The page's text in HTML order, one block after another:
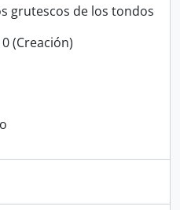
grutescos de los tondos
(Creación)